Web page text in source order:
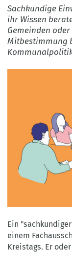
Sachkundige
ihr Wissen
Gemeinden
Mitbestimmung
BLPB/
Ein
einem
Kreistags. Er